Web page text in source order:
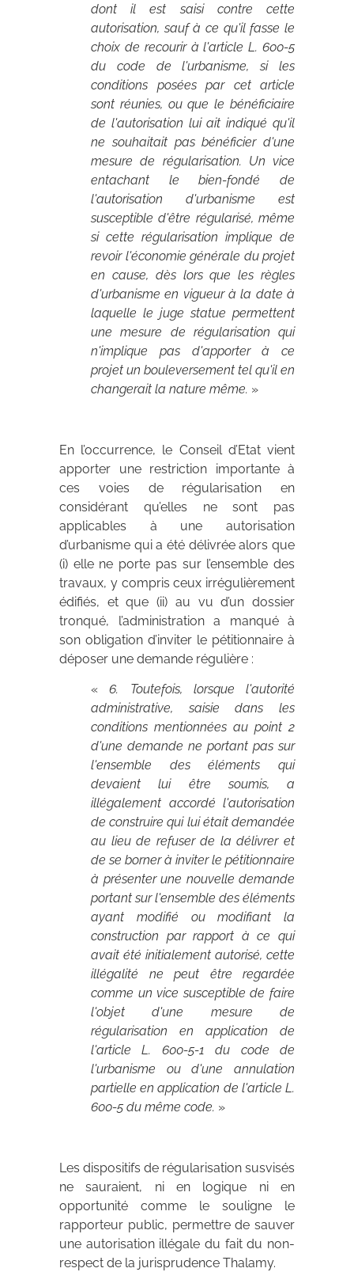
dont il est saisi contre cette
autorisation, sauf à ce qu'il fasse le
choix de recourir à l'article L. 600-5
du code de l'urbanisme, si les
conditions posées par cet article
sont réunies, ou que le bénéficiaire
de l'autorisation lui ait indiqué qu'il
ne souhaitait pas bénéficier d'une
mesure de régularisation. Un vice
entachant le bien-fondé de
l'autorisation d'urbanisme est
susceptible d'être régularisé, même
si cette régularisation implique de
revoir l'économie générale du projet
en cause, dès lors que les règles
d'urbanisme en vigueur à la date à
laquelle le juge statue permettent
une mesure de régularisation qui
n'implique pas d'apporter à ce
projet un bouleversement tel qu'il en
changerait la nature même. »
En l’occurrence, le Conseil d’Etat vient
apporter une restriction importante à
ces voies de régularisation en
considérant qu’elles ne sont pas
applicables à une autorisation
d’urbanisme qui a été délivrée alors que
(i) elle ne porte pas sur l’ensemble des
travaux, y compris ceux irrégulièrement
édifiés, et que (ii) au vu d’un dossier
tronqué, l’administration a manqué à
son obligation d’inviter le pétitionnaire à
déposer une demande régulière :
«6. Toutefois, lorsque l'autorité
administrative, saisie dans les
conditions mentionnées au point 2
d'une demande ne portant pas sur
l'ensemble des éléments qui
devaient lui être soumis, a
illégalement accordé l'autorisation
de construire qui lui était demandée
au lieu de refuser de la délivrer et
de se borner à inviter le pétitionnaire
à présenter une nouvelle demande
portant sur l'ensemble des éléments
ayant modifié ou modifiant la
construction par rapport à ce qui
avait été initialement autorisé, cette
illégalité ne peut être regardée
comme un vice susceptible de faire
l'objet d'une mesure de
régularisation en application de
l'article L. 600-5-1 du code de
l'urbanisme ou d'une annulation
partielle en application de l'article L.
600-5 du même code. »
Les dispositifs de régularisation susvisés
ne sauraient, ni en logique ni en
opportunité comme le souligne le
rapporteur public, permettre de sauver
une autorisation illégale du fait du non-
respect de la jurisprudence Thalamy.